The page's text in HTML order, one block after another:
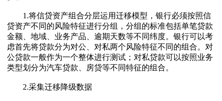
1.将信贷资产组合分层运用迁移模型，银行必须按照信
贷资产不同的风险特征进行分组，分组的标准包括单笔贷款
金额、地域、业务产品、逾期天数等不同纬度。银行可以考
虑首先将贷款分为对公、对私两个风险特征不同的组合。对
公贷款一般作为一个整体进行测试；对私贷款可以按照业务
类型划分为汽车贷款、房贷等不同特征的组合。
2.采集迁移降级数据